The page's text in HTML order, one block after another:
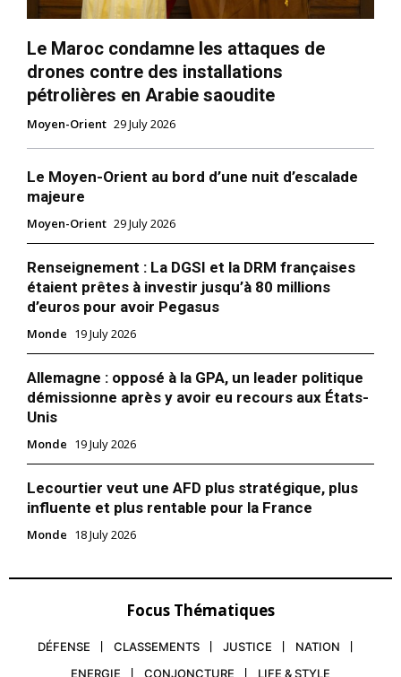
Le Maroc condamne les attaques de
drones contre des installations
pétrolières en Arabie saoudite
Moyen-Orient 29 July 2026
Le Moyen-Orient au bord d’une nuit d’escalade
majeure
Moyen-Orient 29 July 2026
Renseignement : La DGSI et la DRM françaises
étaient prêtes à investir jusqu’à 80 millions
d’euros pour avoir Pegasus
Monde 19 July 2026
Allemagne : opposé à la GPA, un leader politique
démissionne après y avoir eu recours aux États-
Unis
Monde 19 July 2026
Lecourtier veut une AFD plus stratégique, plus
influente et plus rentable pour la France
Monde 18 July 2026
Focus Thématiques
DÉFENSE CLASSEMENTS JUSTICE
NATION
ENERGIE
CONJONCTURE LIFE & STYLE